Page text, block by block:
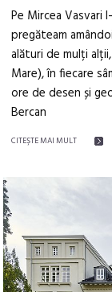
Pe Mircea Vasvari
pregăteam
alături de mulți
Mare), în fiecare
ore de desen și
Bercan
CITEŞTE MAI MULT